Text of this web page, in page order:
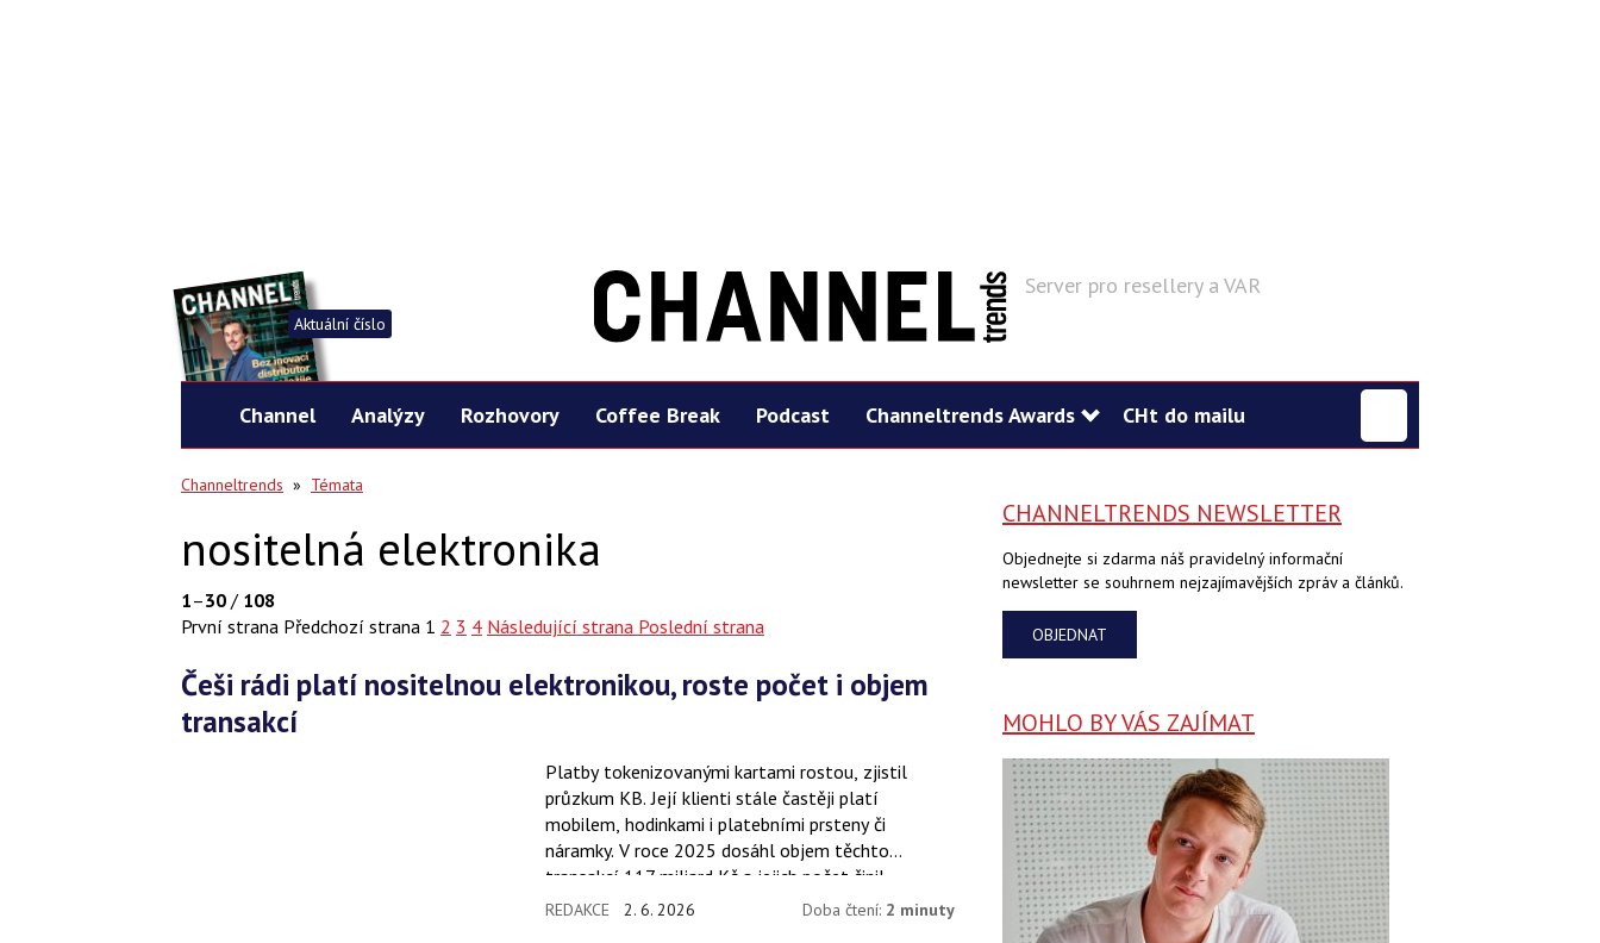
Aktuální číslo
Server pro resellery a VAR
Channel Analýzy Rozhovory Coffee Break Podcast Channeltrends Awards CHt do mailu
Channeltrends » Témata
nositelná elektronika
1–30 / 108
První strana Předchozí strana 1 2 3 4 Následující strana Poslední strana
Češi rádi platí nositelnou elektronikou, roste počet i objem
transakcí
Platby tokenizovanými kartami rostou, zjistil
průzkum KB. Její klienti stále častěji platí
mobilem, hodinkami i platebními prsteny či
náramky. V roce 2025 dosáhl objem těchto
transakcí 117 miliard Kč a jejich počet činil
200 milionů.
REDAKCE 2. 6. 2026 Doba čtení: 2 minuty
CHANNELTRENDS NEWSLETTER
Objednejte si zdarma náš pravidelný informační
newsletter se souhrnem nejzajímavějších zpráv a článků.
OBJEDNAT
MOHLO BY VÁS ZAJÍMAT